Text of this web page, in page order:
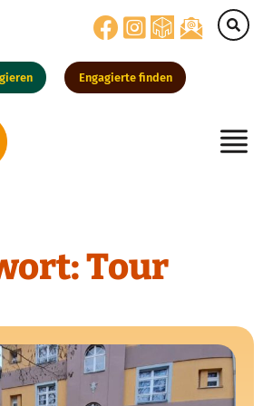
Engagierte finden
Tour